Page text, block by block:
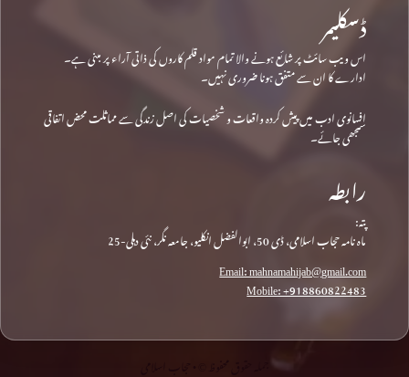
ڈسکلیمر
اس ویب سائٹ پر شائع ہونے والا تمام مواد قلم کاروں کی ذاتی آراء پر مبنی ہے۔
ادارے کا ان سے متفق ہونا ضروری نہیں۔
افسانوی ادب میں پیش کردہ واقعات و شخصیات کی اصل زندگی سے مماثلت محض اتفاقی
سمجھی جائے۔
رابطہ
پتہ:
ماہ نامہ حجاب اسلامی، ڈی 50، ابوالفضل انکلیو، جامعہ نگر، نئی دہلی-25
Email: mahnamahijab@gmail.com
Mobile: +918860822483